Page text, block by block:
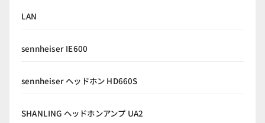
LAN
sennheiser IE600
sennheiser ヘッドホン HD660S
SHANLING ヘッドホンアンプ UA2